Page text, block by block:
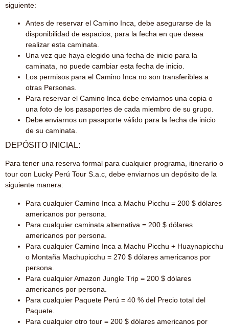
siguiente:
Antes de reservar el Camino Inca, debe asegurarse de la
disponibilidad de espacios, para la fecha en que desea
realizar esta caminata.
Una vez que haya elegido una fecha de inicio para la
caminata, no puede cambiar esta fecha de inicio.
Los permisos para el Camino Inca no son transferibles a
otras Personas.
Para reservar el Camino Inca debe enviarnos una copia o
una foto de los pasaportes de cada miembro de su grupo.
Debe enviarnos un pasaporte válido para la fecha de inicio
de su caminata.
DEPÓSITO INICIAL:
Para tener una reserva formal para cualquier programa, itinerario o
tour con Lucky Perú Tour S.a.c, debe enviarnos un depósito de la
siguiente manera:
Para cualquier Camino Inca a Machu Picchu = 200 $ dólares
americanos por persona.
Para cualquier caminata alternativa = 200 $ dólares
americanos por persona.
Para cualquier Camino Inca a Machu Picchu + Huaynapicchu
o Montaña Machupicchu = 270 $ dólares americanos por
persona.
Para cualquier Amazon Jungle Trip = 200 $ dólares
americanos por persona.
Para cualquier Paquete Perú = 40 % del Precio total del
Paquete.
Para cualquier otro tour = 200 $ dólares americanos por